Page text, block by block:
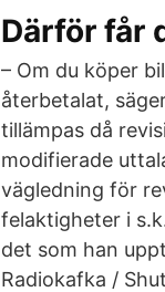
Därför får
– Om du köper
återbetalat,
tillämpas då
modifierade
vägledning för
felaktigheter i
det som han
Radiokafka /